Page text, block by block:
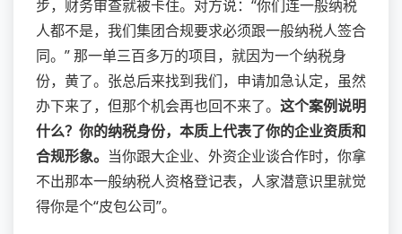
步，财务审查就被卡住。对方说：“你们连一般纳税
人都不是，我们集团合规要求必须跟一般纳税人签合
同。” 那一单三百多万的项目，就因为一个纳税身
份，黄了。张总后来找到我们，申请加急认定，虽然
办下来了，但那个机会再也回不来了。 这个案例说明
什么？你的纳税身份，本质上代表了你的企业资质和
合规形象。 当你跟大企业、外资企业谈合作时，你拿
不出那本一般纳税人资格登记表，人家潜意识里就觉
得你是个“皮包公司”。